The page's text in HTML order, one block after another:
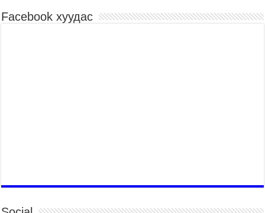
Үндэсний хувцасны өдрийг тохиолдуулан
“Дээлтэй монгол наадам” боллоо
Өв соёлоо тээж яваа уяачдын галаар УИХ-ын
Facebook хуудас